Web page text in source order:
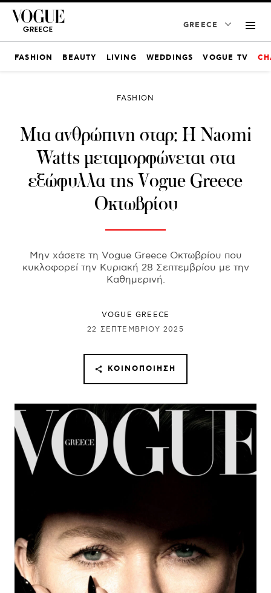
GREECE
FASHION BEAUTY LIVING WEDDINGS VOGUE TV
FASHION
Μια ανθρώπινη σταρ: Η Naomi
Watts μεταμορφώνεται στα
εξώφυλλα της Vogue Greece
Οκτωβρίου
Μην χάσετε τη Vogue Greece Οκτωβρίου που
κυκλοφορεί την Κυριακή 28 Σεπτεμβρίου με την
Καθημερινή.
VOGUE GREECE
22 ΣΕΠΤΕΜΒΡΊΟΥ 2025
ΚΟΙΝΟΠΟΊΗΣΗ